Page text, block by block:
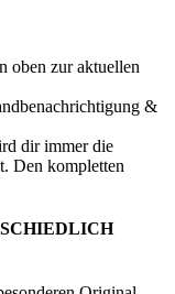
oben zur aktuellen
&
dir immer die
Den kompletten